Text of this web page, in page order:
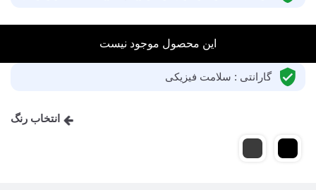
این محصول موجود نیست
گارانتی : سلامت فیزیکی
انتخاب رنگ